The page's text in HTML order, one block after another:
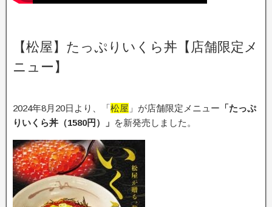
【松屋】たっぷりいくら丼【店舗限定メ
ニュー】
2024年8月20日より、「松屋 」が店舗限定メニュー 「たっぷ
りいくら丼（1580円）」 を新発売しました。